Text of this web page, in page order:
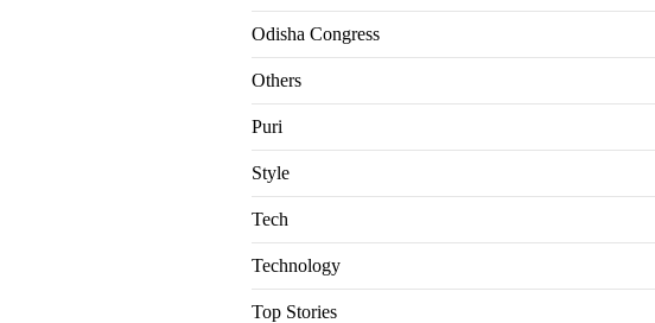
Odisha Congress
Others
Puri
Style
Tech
Technology
Top Stories